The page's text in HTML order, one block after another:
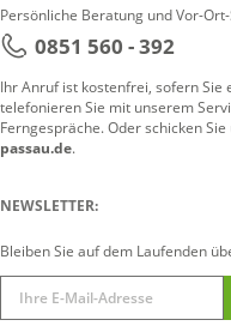
Persönliche Beratung und Vor-
0851 560 - 392
Ihr Anruf ist kostenfrei, sofern
telefonieren Sie mit unserem
Ferngespräche. Oder schicken
passau.de.
NEWSLETTER:
Bleiben Sie auf dem Laufenden